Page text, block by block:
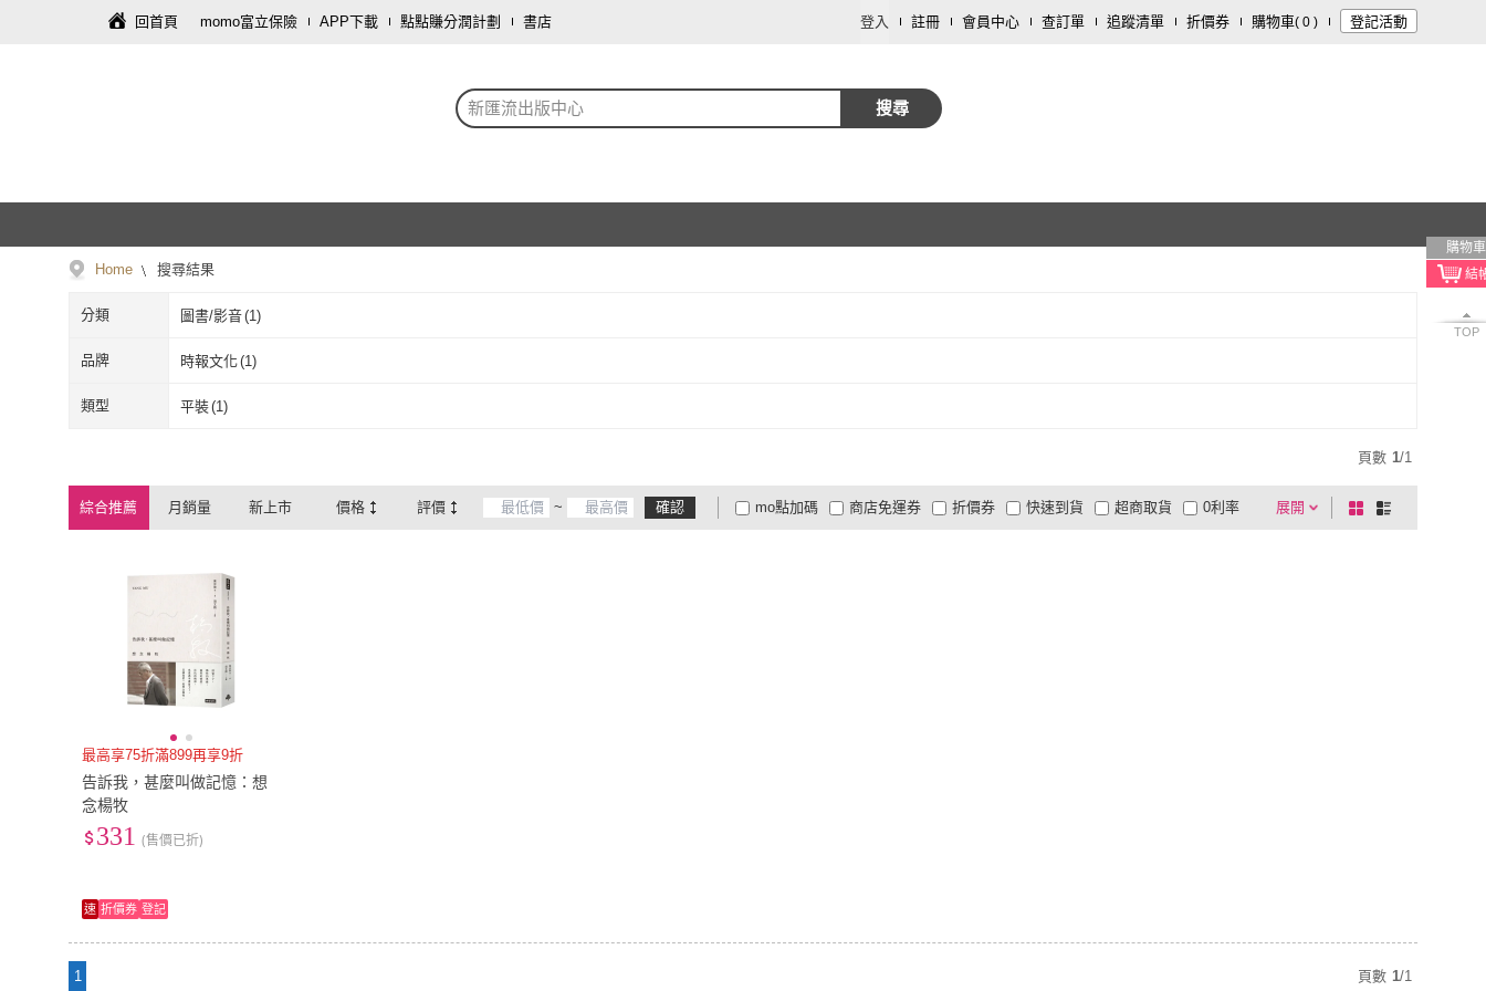
回首頁 momo富立保險 APP下載 點點賺分潤計劃 書店 登入 註冊 會員中心 查訂單 追蹤清單 折價券 購物車( 0 ) 登記活動
新匯流出版中心 搜尋
購物車
TOP
Home 搜尋結果
分類 圖書/影音(1)
品牌 時報文化(1)
時報文化
類型 平裝(1)
頁數 1/1
綜合推薦 月銷量 新上市 價格 評價 ~ 確認 展開
折價券
有影片
商品有量 電視購物
mo點加碼 快速到貨 超商取貨
大家電安心配
大家電快配
商店免運券 0利率
棋
盤
列
最高享75折滿899再享9折
告訴我，甚麼叫做記憶：想
念楊牧
331 (售價已折)
速 折價券 登記
1 頁數 1/1